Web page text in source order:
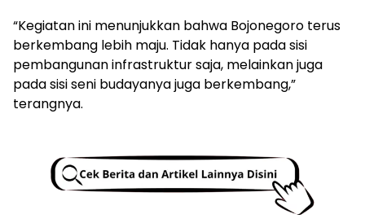
“Kegiatan ini menunjukkan bahwa Bojonegoro terus
berkembang lebih maju. Tidak hanya pada sisi
pembangunan infrastruktur saja, melainkan juga
pada sisi seni budayanya juga berkembang,”
terangnya.